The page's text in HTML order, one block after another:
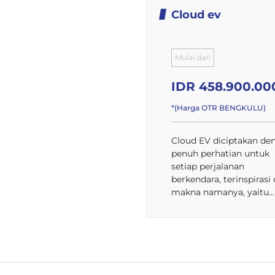
Cloud ev
Mulai dari
IDR
*(Harga OTR BENGKULU)
Cloud EV diciptakan
penuh perhatian untuk
setiap perjalanan
berkendara, terinspirasi
makna namanya, yaitu...